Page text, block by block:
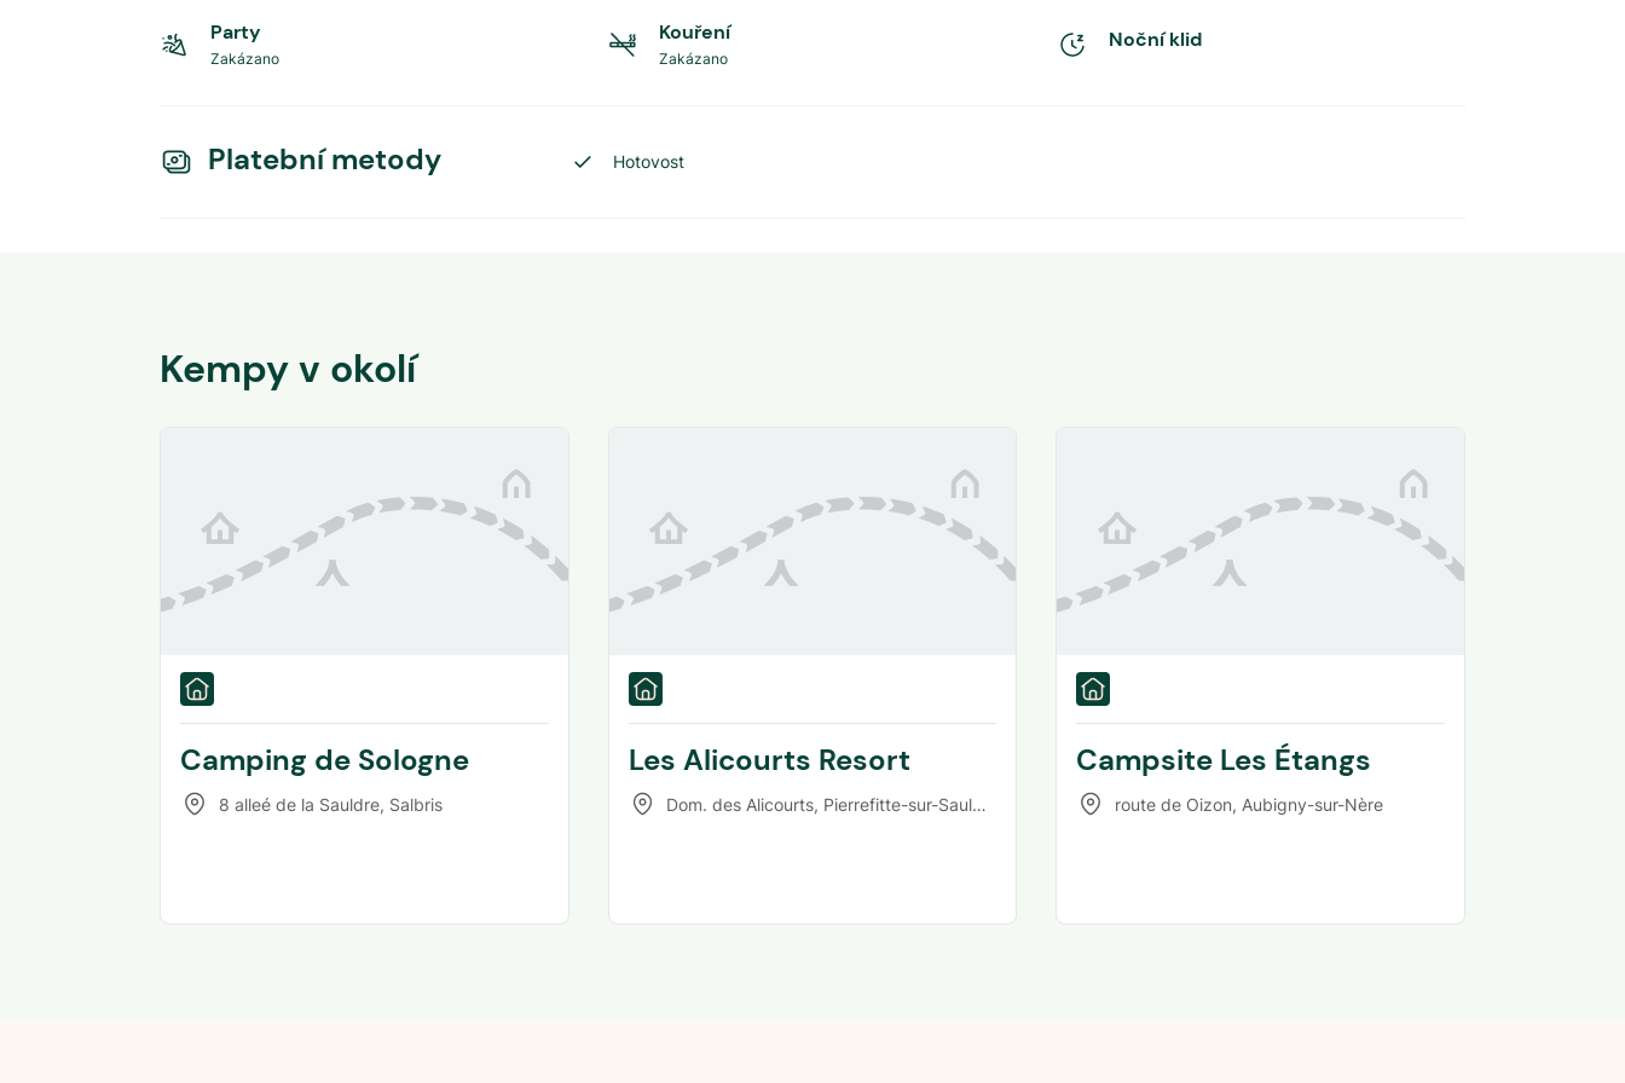
Party
Zakázano
Kouření
Zakázano
Noční klid
Platební metody Hotovost
Kempy v okolí
Camping de Sologne
8 alleé de la Sauldre, Salbris
Les Alicourts Resort
Dom. des Alicourts, Pierrefitte-sur-Sauldre
Campsite Les Étangs
route de Oizon, Aubigny-sur-Nère